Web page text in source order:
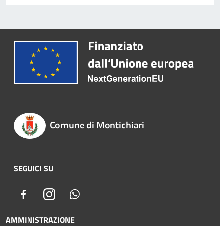
Comune di Montichiari
SEGUICI SU
FacebookInstagram
AMMINISTRAZIONE